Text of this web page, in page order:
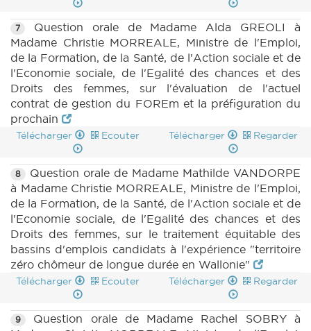
7
Question orale de Madame Alda GREOLI à
Madame Christie MORREALE, Ministre de l'Emploi,
de la Formation, de la Santé, de l'Action sociale et de
l'Economie sociale, de l'Egalité des chances et des
Droits des femmes, sur l'évaluation de l'actuel
contrat de gestion du FOREm et la préfiguration du
prochain
Télécharger Ecouter Télécharger Regarder
8
Question orale de Madame Mathilde VANDORPE
à Madame Christie MORREALE, Ministre de l'Emploi,
de la Formation, de la Santé, de l'Action sociale et de
l'Economie sociale, de l'Egalité des chances et des
Droits des femmes, sur le traitement équitable des
bassins d'emplois candidats à l'expérience "territoire
zéro chômeur de longue durée en Wallonie"
Télécharger Ecouter Télécharger Regarder
9
Question orale de Madame Rachel SOBRY à